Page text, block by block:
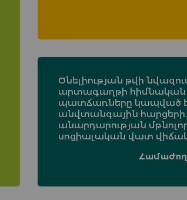
Ծնելիության թվի
արտագաղթի հիմնական
պատճառները կապված
անվտանգային հարցերի,
անարդարության
սոցիալական վատ